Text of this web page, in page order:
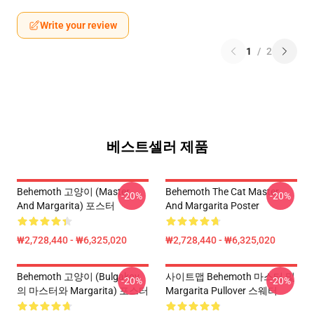
Write your review
1 / 2
베스트셀러 제품
Behemoth 고양이 (Master
And Margarita) 포스터
₩2,728,440 - ₩6,325,020
-20%
Behemoth The Cat Master
And Margarita Poster
₩2,728,440 - ₩6,325,020
-20%
Behemoth 고양이 (Bulgakov
의 마스터와 Margarita) 포스터
-20%
사이트맵 Behemoth 마스터 및
Margarita Pullover 스웨터
-20%